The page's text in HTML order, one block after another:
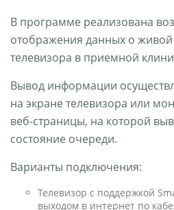
В программе реализована
отображения данных о
телевизора в приемной
Вывод информации
на экране телевизора или
веб-страницы, на которой
состояние очереди.
Варианты подключения:
Телевизор с поддержкой
выходом в интернет по